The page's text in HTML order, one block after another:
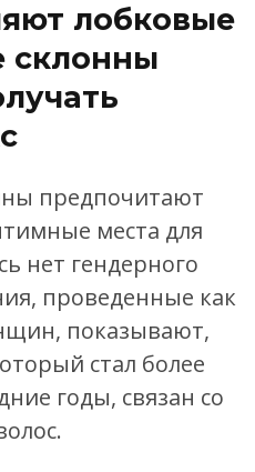
лобковые
склонны
предпочитают
места для
нет гендерного
проведенные как
показывают,
стал более
годы, связан со